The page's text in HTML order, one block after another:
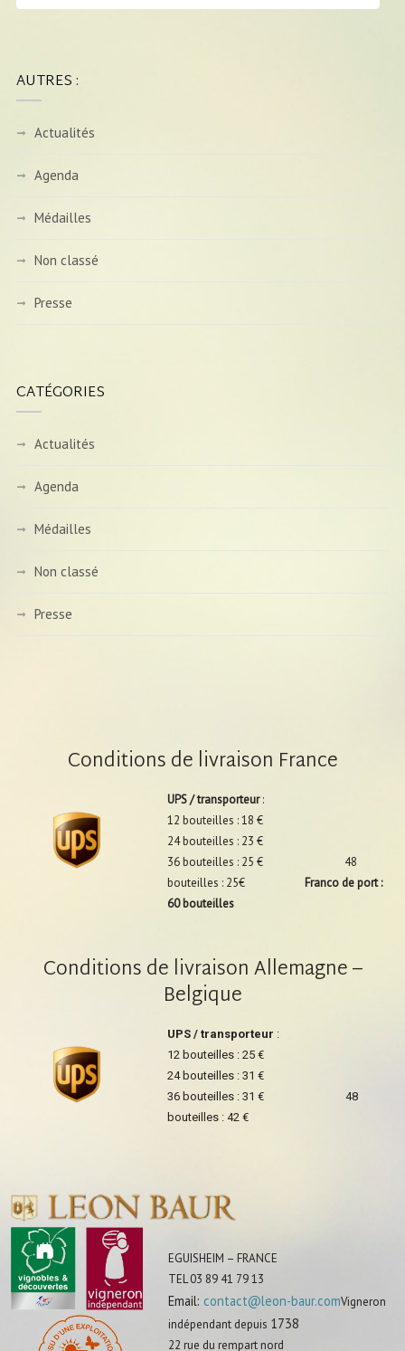
AUTRES :
Actualités
Agenda
Médailles
Non classé
Presse
CATÉGORIES
Actualités
Agenda
Médailles
Non classé
Presse
Conditions de livraison France
UPS / transporteur:
12 bouteilles : 18 €
24 bouteilles : 23 €
36 bouteilles : 25 € 48
bouteilles : 25€
Franco de port :
60 bouteilles
Conditions de livraison Allemagne –
Belgique
UPS / transporteur :
12 bouteilles : 25 €
24 bouteilles : 31 €
36 bouteilles : 31 € 48
bouteilles : 42 €
EGUISHEIM – FRANCE
TEL 03 89 41 79 13
Email: contact@leon-baur.comVigneron
indépendant depuis 1738
22 rue du rempart nord